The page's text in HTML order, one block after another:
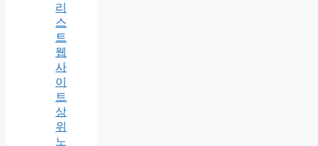
리
스
트
웹
사
이
트
상
위
노